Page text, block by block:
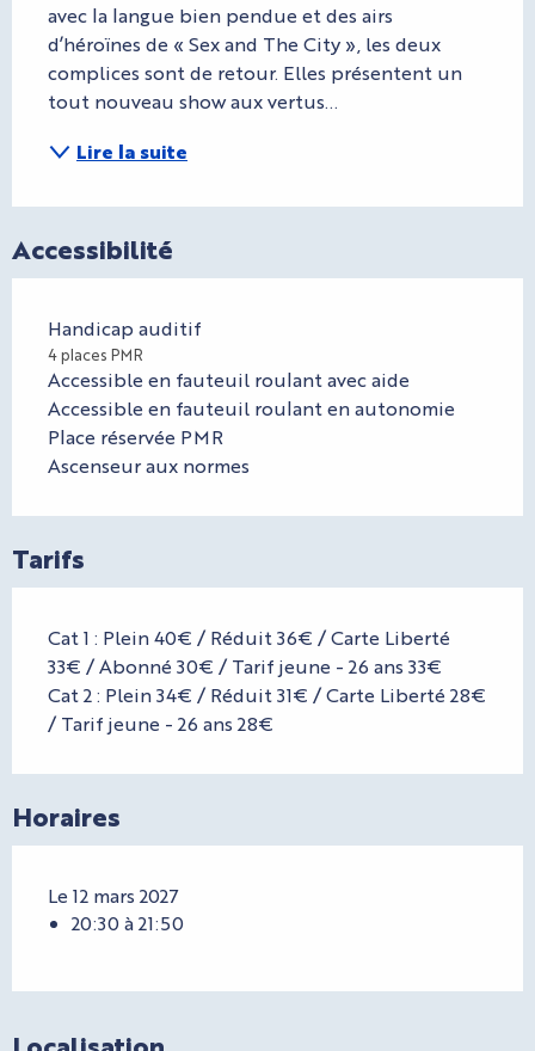
avec la langue bien pendue et des airs
d’héroïnes de « Sex and The City », les deux
complices sont de retour. Elles présentent un
tout nouveau show aux vertus...
Lire la suite
Accessibilité
Handicap auditif
4 places PMR
Accessible en fauteuil roulant avec aide
Accessible en fauteuil roulant en autonomie
Place réservée PMR
Ascenseur aux normes
Tarifs
Cat 1 : Plein 40€ / Réduit 36€ / Carte Liberté
33€ / Abonné 30€ / Tarif jeune - 26 ans 33€
Cat 2 : Plein 34€ / Réduit 31€ / Carte Liberté 28€
/ Tarif jeune - 26 ans 28€
Horaires
Le 12 mars 2027
20:30 à 21:50
Localisation